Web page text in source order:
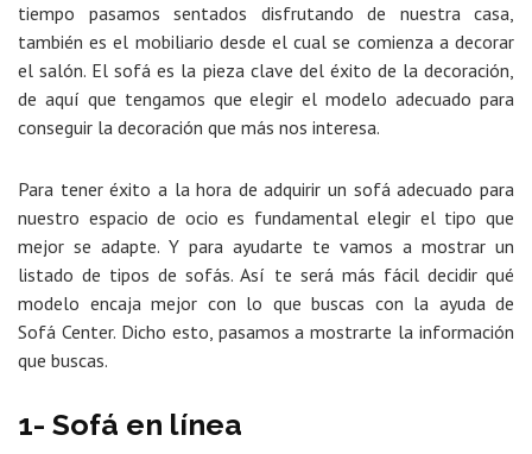
tiempo pasamos sentados disfrutando de nuestra casa,
también es el mobiliario desde el cual se comienza a decorar
el salón. El sofá es la pieza clave del éxito de la decoración,
de aquí que tengamos que elegir el modelo adecuado para
conseguir la decoración que más nos interesa.
Para tener éxito a la hora de adquirir un sofá adecuado para
nuestro espacio de ocio es fundamental elegir el tipo que
mejor se adapte. Y para ayudarte te vamos a mostrar un
listado de tipos de sofás. Así te será más fácil decidir qué
modelo encaja mejor con lo que buscas con la ayuda de
Sofá Center. Dicho esto, pasamos a mostrarte la información
que buscas.
1- Sofá en línea